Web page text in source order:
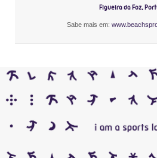
Figueira da Foz,
Sabe mais em: